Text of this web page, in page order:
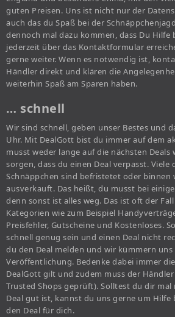
guten Preisen. Uns ist nicht nur der
auch das du Spaß bei der
dennoch mal dazu kommen, dass Du
jederzeit über das Kontaktformular
gerne weiter. Wenn es notwendig ist,
Händler direkt und klären die
weiterhin Spaß am Sparen haben.
… schnell
Wir sind schnell, geben unser Bestes und
Uhr. Mit DealGott bist du immer auf dem
musst weder lange auf die nächsten Deals
sorgen, dass du einen Deal verpasst.
Schnäppchen sind befristetet oder binnen
ausverkauft. Das heißt, du musst bei
denn sonst ist alles weg. Das ist oft der
Kategorien wie zum Beispiel
Preisfehler, Gutscheine und Kostenloses.
schnell genug sein und einen Deal nicht
du den Deal melden und wir kümmern
Veröffentlichung. Bedenke dabei immer
DealGott gilt und zudem muss der Händler
Trusted Shops geprüft). Solltest du dir mal
Deal gut ist, kannst du uns gerne um
den Deal für dich.